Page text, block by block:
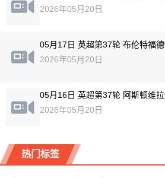
2026年05月20日
05月17日 英超第37轮 布伦特福
2026年05月20日
05月16日 英超第37轮 阿斯顿维
2026年05月20日
热门标签